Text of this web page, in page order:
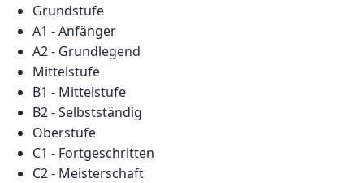
Grundstufe
A1 - Anfänger
A2 - Grundlegend
Mittelstufe
B1 - Mittelstufe
B2 - Selbstständig
Oberstufe
C1 - Fortgeschritten
C2 - Meisterschaft